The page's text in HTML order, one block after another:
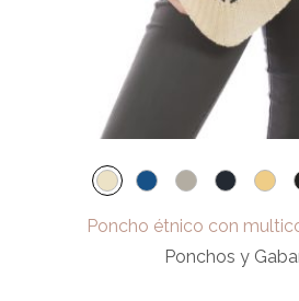
Poncho étnico con
Ponchos y